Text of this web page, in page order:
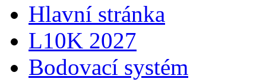
Hlavní stránka
L10K 2027
Bodovací systém